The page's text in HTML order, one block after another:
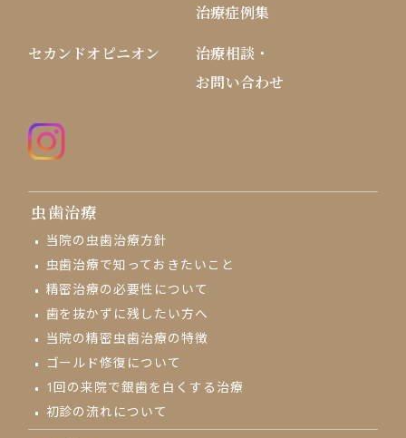
治療症例集
治療相談・
お問い合わせ
セカンドオピニオン
虫歯治療
当院の虫歯治療方針
虫歯治療で知っておきたいこと
精密治療の必要性について
歯を抜かずに残したい方へ
当院の精密虫歯治療の特徴
ゴールド修復について
1回の来院で銀歯を白くする治療
初診の流れについて